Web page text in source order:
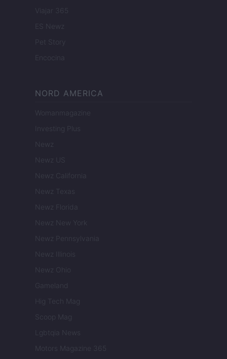
Viajar 365
ES Newz
Pet Story
Encocina
NORD AMERICA
Womanmagazine
Investing Plus
Newz
Newz US
Newz California
Newz Texas
Newz Florida
Newz New York
Newz Pennsylvania
Newz Illinois
Newz Ohio
Gameland
Hig Tech Mag
Scoop Mag
Lgbtqia News
Motors Magazine 365